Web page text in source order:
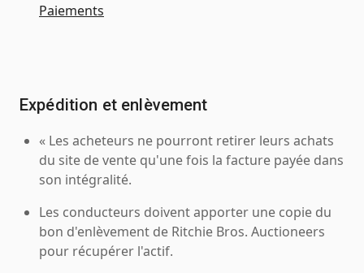
Paiements
Expédition et enlèvement
« Les acheteurs ne pourront retirer leurs achats
du site de vente qu'une fois la facture payée dans
son intégralité.
Les conducteurs doivent apporter une copie du
bon d'enlèvement de Ritchie Bros. Auctioneers
pour récupérer l'actif.